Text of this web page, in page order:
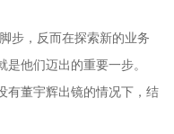
步，反而在探索新的业务
是他们迈出的重要一步。
有董宇辉出镜的情况下，结